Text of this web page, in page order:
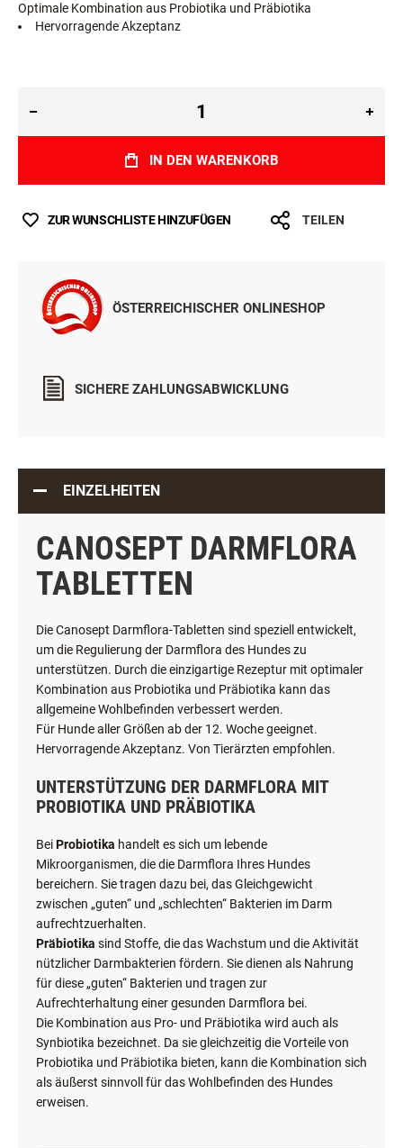
Optimale Kombination aus Probiotika und Präbiotika
Hervorragende Akzeptanz
IN DEN WARENKORB
ZUR WUNSCHLISTE HINZUFÜGEN TEILEN
ÖSTERREICHISCHER ONLINESHOP
SICHERE ZAHLUNGSABWICKLUNG
EINZELHEITEN
CANOSEPT DARMFLORA
TABLETTEN
Die Canosept Darmflora-Tabletten sind speziell entwickelt,
um die Regulierung der Darmflora des Hundes zu
unterstützen. Durch die einzigartige Rezeptur mit optimaler
Kombination aus Probiotika und Präbiotika kann das
allgemeine Wohlbefinden verbessert werden.
Für Hunde aller Größen ab der 12. Woche geeignet.
Hervorragende Akzeptanz. Von Tierärzten empfohlen.
UNTERSTÜTZUNG DER DARMFLORA MIT
PROBIOTIKA UND PRÄBIOTIKA
BeiProbiotika handelt es sich um lebende
Mikroorganismen, die die Darmflora Ihres Hundes
bereichern. Sie tragen dazu bei, das Gleichgewicht
zwischen „guten“ und „schlechten“ Bakterien im Darm
aufrechtzuerhalten.
Präbiotika sind Stoffe, die das Wachstum und die Aktivität
nützlicher Darmbakterien fördern. Sie dienen als Nahrung
für diese „guten“ Bakterien und tragen zur
Aufrechterhaltung einer gesunden Darmflora bei.
Die Kombination aus Pro- und Präbiotika wird auch als
Synbiotika bezeichnet. Da sie gleichzeitig die Vorteile von
Probiotika und Präbiotika bieten, kann die Kombination sich
als äußerst sinnvoll für das Wohlbefinden des Hundes
erweisen.